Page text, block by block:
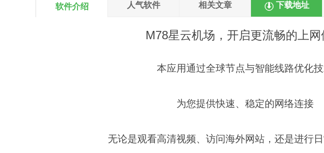
软件介绍 人气软件 相关文章 下载地址
M78星云机场，开启更流畅的上网
本应用通过全球节点与智能线路优化
为您提供快速、稳定的网络连接
无论是观看高清视频、访问海外网站，还是进行